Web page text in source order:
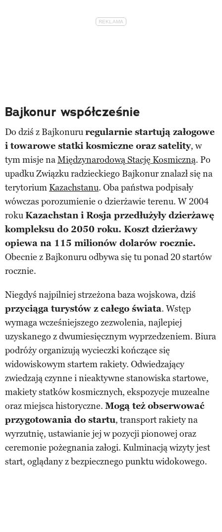
Bajkonur współcześnie
Do dziś z Bajkonururegularnie startują załogowe
i towarowe statki kosmiczne oraz satelity, w
tym misje naMiędzynarodową Stację Kosmiczną. Po
upadku Związku radzieckiego Bajkonur znalazł się na
terytorium Kazachstanu. Oba państwa podpisały
wówczas porozumienie o dzierżawie terenu. W 2004
rokuKazachstan i Rosja przedłużyły dzierżawę
kompleksu do 2050 roku. Koszt dzierżawy
opiewa na 115 milionów dolarów rocznie.
Obecnie z Bajkonuru odbywa się tu ponad 20 startów
rocznie.
Niegdyś najpilniej strzeżona baza wojskowa, dziś
przyciąga turystów z całego świata. Wstęp
wymaga wcześniejszego zezwolenia, najlepiej
uzyskanego z dwumiesięcznym wyprzedzeniem. Biura
podróży organizują wycieczki kończące się
widowiskowym startem rakiety. Odwiedzający
zwiedzają czynne i nieaktywne stanowiska startowe,
makiety statków kosmicznych, ekspozycje muzealne
oraz miejsca historyczne. Mogą też obserwować
przygotowania do startu, transport rakiety na
wyrzutnię, ustawianie jej w pozycji pionowej oraz
ceremonie pożegnania załogi. Kulminacją wizyty jest
start, oglądany z bezpiecznego punktu widokowego.